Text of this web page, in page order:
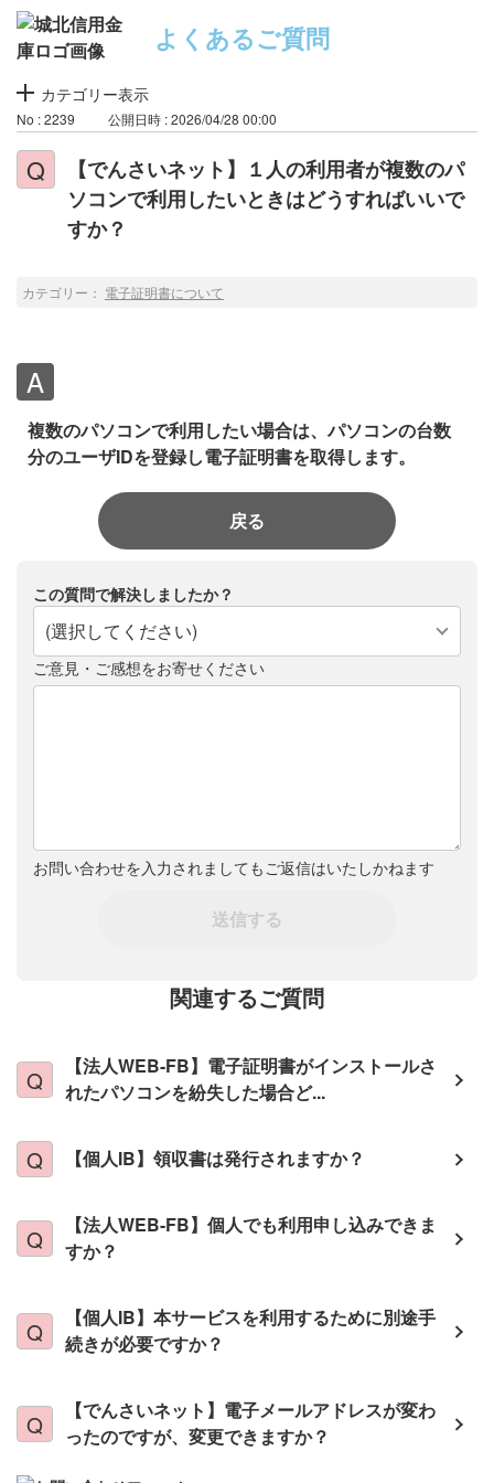
よくあるご質問
カテゴリー表示
No : 2239 公開日時 : 2026/04/28 00:00
【でんさいネット】１人の利用者が複数のパ
ソコンで利用したいときはどうすればいいで
すか？
カテゴリー： 電子証明書について
複数のパソコンで利用したい場合は、パソコンの台数
分のユーザIDを登録し電子証明書を取得します。
戻る
この質問で解決しましたか？
(選択してください)
ご意見・ご感想をお寄せください
お問い合わせを入力されましてもご返信はいたしかねます
送信する
関連するご質問
【法人WEB-FB】電子証明書がインストールさ
れたパソコンを紛失した場合ど...
【個人IB】領収書は発行されますか？
【法人WEB-FB】個人でも利用申し込みできま
すか？
【個人IB】本サービスを利用するために別途手
続きが必要ですか？
【でんさいネット】電子メールアドレスが変わ
ったのですが、変更できますか？